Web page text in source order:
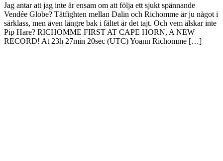
Jag antar att jag inte är ensam om att följa ett sjukt spännande
Vendée Globe? Tätfighten mellan Dalin och Richomme är ju något i
särklass, men även längre bak i fältet är det tajt. Och vem älskar inte
Pip Hare? RICHOMME FIRST AT CAPE HORN, A NEW
RECORD! At 23h 27min 20sec (UTC) Yoann Richomme […]